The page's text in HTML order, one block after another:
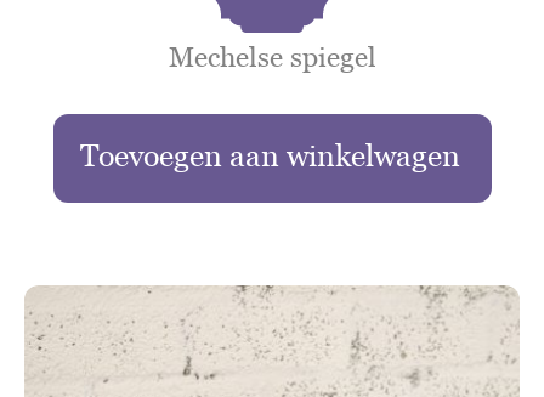
Mechelse spiegel
Toevoegen aan winkelwagen